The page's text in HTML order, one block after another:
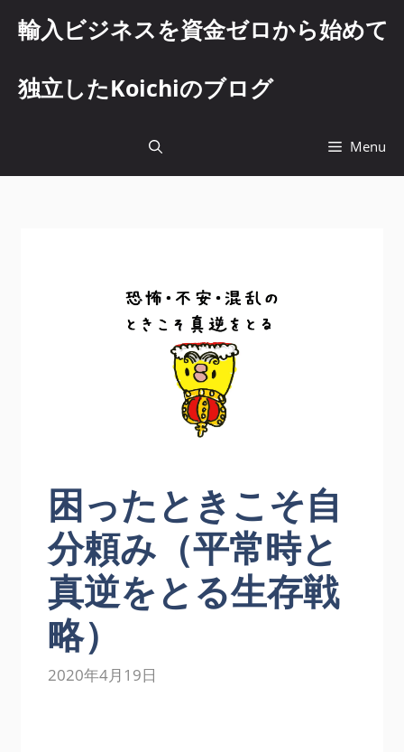
輸入ビジネスを資金ゼロから始めて
独立したKoichiのブログ
Menu
困ったときこそ自
分頼み（平常時と
真逆をとる生存戦
略）
2020年4月19日